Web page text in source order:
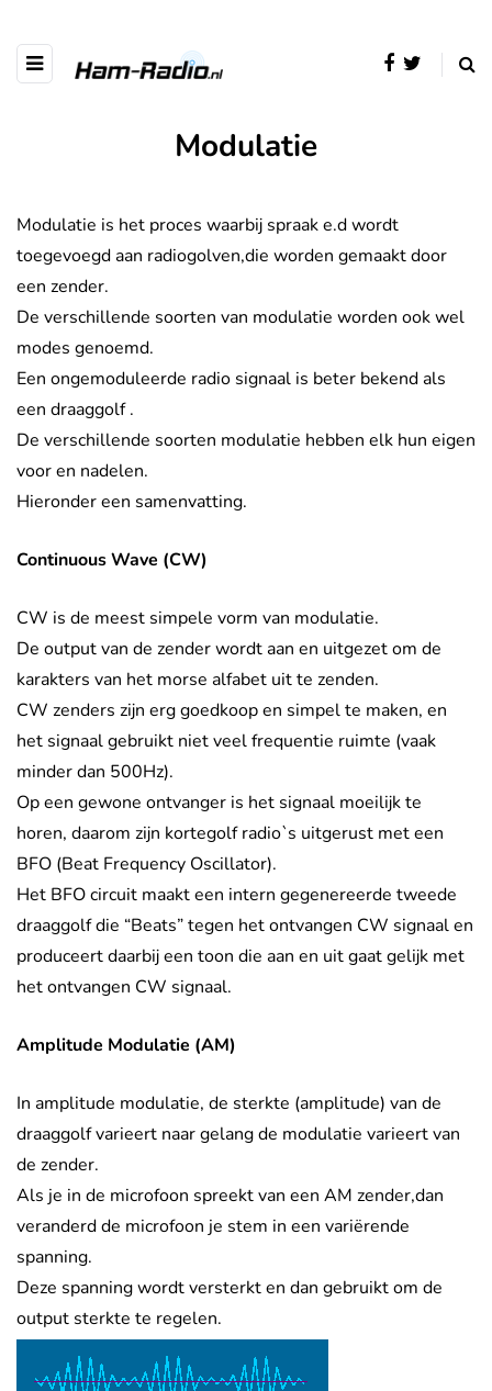
Modulatie
Modulatie is het proces waarbij spraak e.d wordt
toegevoegd aan radiogolven,die worden gemaakt door
een zender.
De verschillende soorten van modulatie worden ook wel
modes genoemd.
Een ongemoduleerde radio signaal is beter bekend als
een draaggolf .
De verschillende soorten modulatie hebben elk hun eigen
voor en nadelen.
Hieronder een samenvatting.
Continuous Wave (CW)
CW is de meest simpele vorm van modulatie.
De output van de zender wordt aan en uitgezet om de
karakters van het morse alfabet uit te zenden.
CW zenders zijn erg goedkoop en simpel te maken, en
het signaal gebruikt niet veel frequentie ruimte (vaak
minder dan 500Hz).
Op een gewone ontvanger is het signaal moeilijk te
horen, daarom zijn kortegolf radio`s uitgerust met een
BFO (Beat Frequency Oscillator).
Het BFO circuit maakt een intern gegenereerde tweede
draaggolf die “Beats” tegen het ontvangen CW signaal en
produceert daarbij een toon die aan en uit gaat gelijk met
het ontvangen CW signaal.
Amplitude Modulatie (AM)
In amplitude modulatie, de sterkte (amplitude) van de
draaggolf varieert naar gelang de modulatie varieert van
de zender.
Als je in de microfoon spreekt van een AM zender,dan
veranderd de microfoon je stem in een variërende
spanning.
Deze spanning wordt versterkt en dan gebruikt om de
output sterkte te regelen.